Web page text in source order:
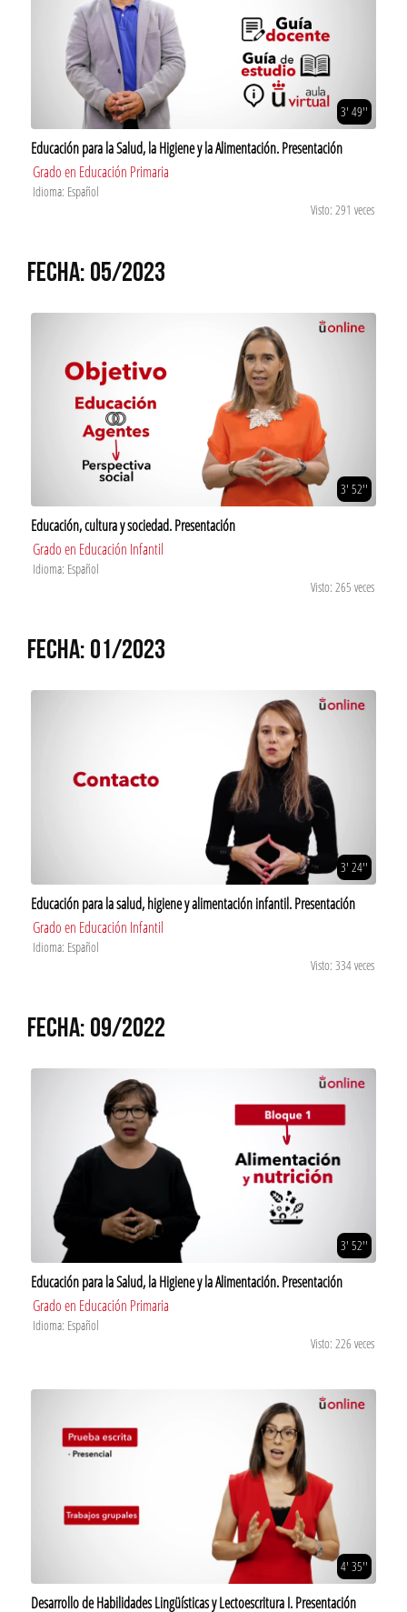
3' 49''
Educación para la Salud, la Higiene y la Alimentación. Presentación
Grado en Educación Primaria
Idioma: Español
Visto: 291 veces
FECHA: 05/2023
3' 52''
Educación, cultura y sociedad. Presentación
Grado en Educación Infantil
Idioma: Español
Visto: 265 veces
FECHA: 01/2023
3' 24''
Educación para la salud, higiene y alimentación infantil. Presentación
Grado en Educación Infantil
Idioma: Español
Visto: 334 veces
FECHA: 09/2022
3' 52''
Educación para la Salud, la Higiene y la Alimentación. Presentación
Grado en Educación Primaria
Idioma: Español
Visto: 226 veces
4' 35''
Desarrollo de Habilidades Lingüísticas y Lectoescritura I. Presentación